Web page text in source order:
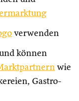
verwenden
können
wie
Gastro-